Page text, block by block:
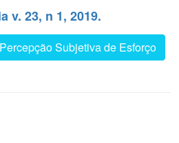
v. 23, n 1, 2019.
Percepção Subjetiva de Esforço